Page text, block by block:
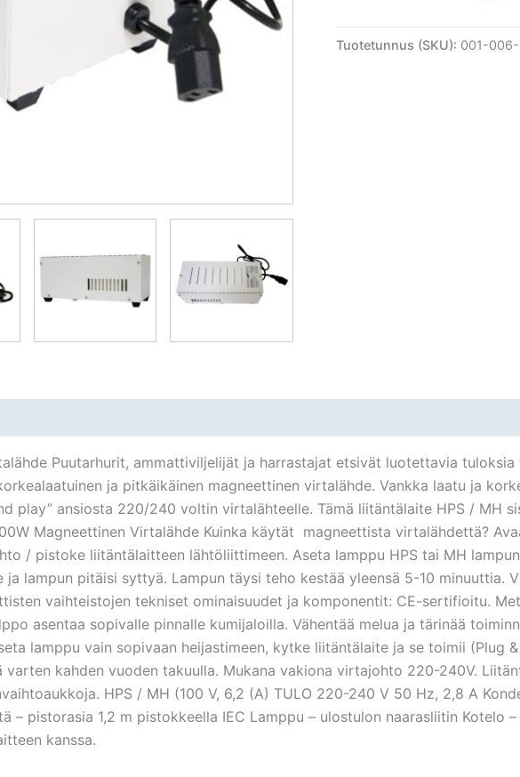
Tuotetunnus (SKU): 001-006-
Puutarhurit, ammattiviljelijät ja harrastajat etsivät luotettavia tuloksia
ja pitkäikäinen magneettinen virtalähde. Vankka laatu ja
play” ansiosta 220/240 voltin virtalähteelle. Tämä liitäntälaite HPS / MH
Magneettinen Virtalähde Kuinka käytät magneettista virtalähdettä?
/ pistoke liitäntälaitteen lähtöliittimeen. Aseta lamppu HPS tai MH
lampun pitäisi syttyä. Lampun täysi teho kestää yleensä 5-10 minuuttia.
vaihteistojen tekniset ominaisuudet ja komponentit: CE-sertifioitu.
asentaa sopivalle pinnalle kumijaloilla. Vähentää melua ja tärinää
lamppu vain sopivaan heijastimeen, kytke liitäntälaite ja se toimii (Plug
kahden vuoden takuulla. Mukana vakiona virtajohto 220-240V.
HPS / MH (100 V, 6,2 (A) TULO 220-240 V 50 Hz, 2,8 A
– pistorasia 1,2 m pistokkeella IEC Lamppu – ulostulon naarasliitin Kotelo
kanssa.